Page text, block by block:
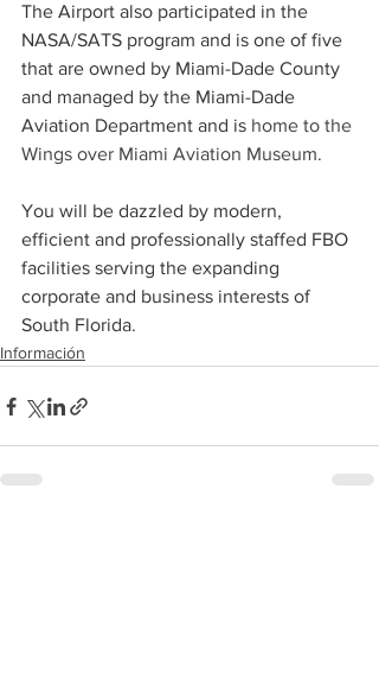
The Airport also participated in the
NASA/SATS program and is one of five
that are owned by Miami-Dade County
and managed by the Miami-Dade
Aviation Department and is home to the
Wings over Miami Aviation Museum.
You will be dazzled by modern,
efficient and professionally staffed FBO
facilities serving the expanding
corporate and business interests of
South Florida.
Información